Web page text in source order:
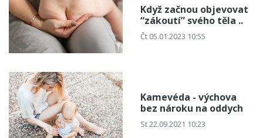
Když začnou objevovat
“zákoutí” svého těla ..
Čt 05.01.2023 10:55
Kamevéda - výchova
bez nároku na oddych
St 22.09.2021 10:23